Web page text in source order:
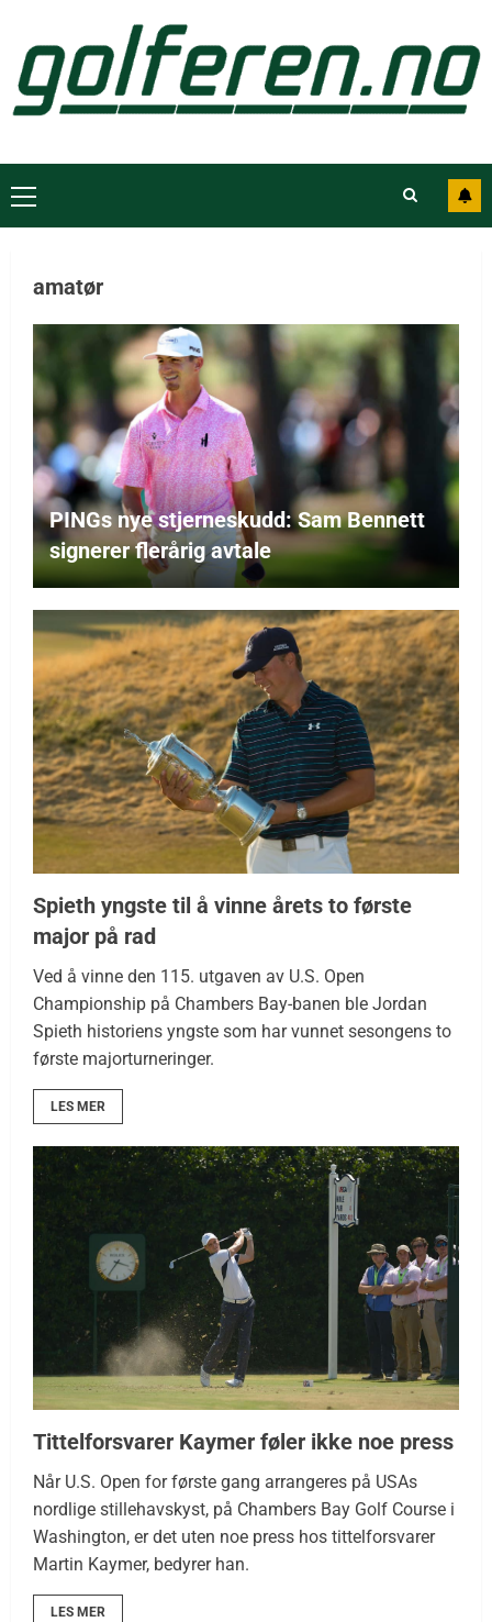
amatør
PINGs nye stjerneskudd: Sam Bennett
signerer flerårig avtale
Spieth yngste til å vinne årets to første
major på rad
Ved å vinne den 115. utgaven av U.S. Open
Championship på Chambers Bay-banen ble Jordan
Spieth historiens yngste som har vunnet sesongens to
første majorturneringer.
LES MER
Tittelforsvarer Kaymer føler ikke noe press
Når U.S. Open for første gang arrangeres på USAs
nordlige stillehavskyst, på Chambers Bay Golf Course i
Washington, er det uten noe press hos tittelforsvarer
Martin Kaymer, bedyrer han.
LES MER